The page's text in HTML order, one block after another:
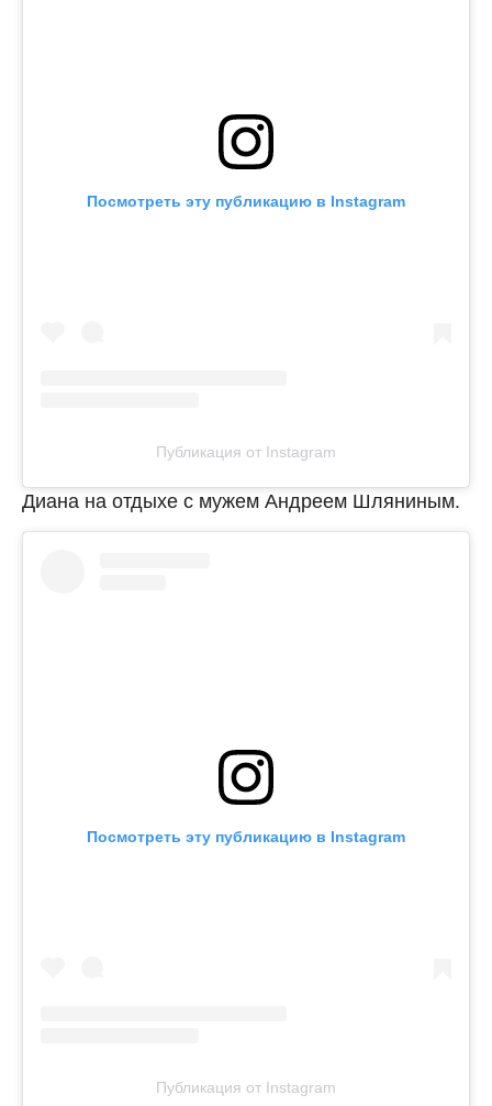
Посмотреть эту публикацию в Instagram
Публикация от Instagram
Диана на отдыхе с мужем Андреем Шляниным.
Посмотреть эту публикацию в Instagram
Публикация от Instagram